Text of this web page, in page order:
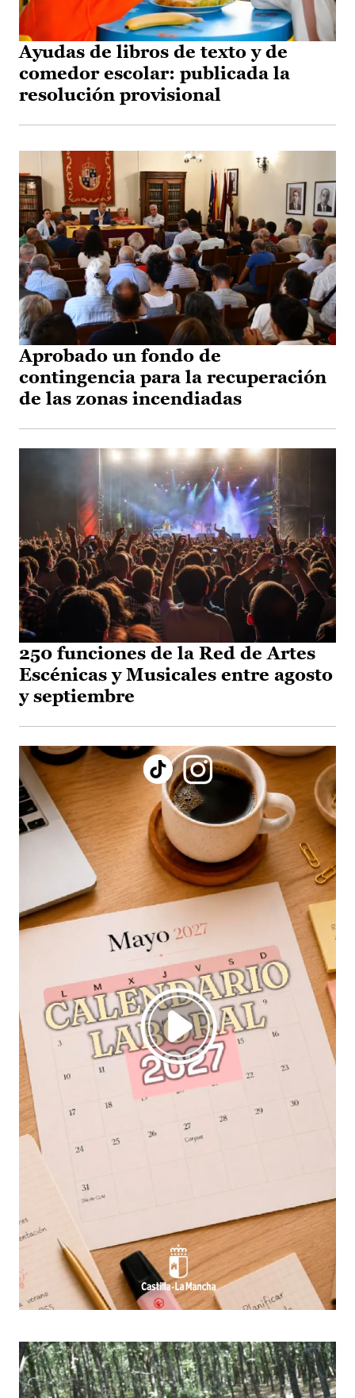
Ayudas de libros de texto y de
comedor escolar: publicada la
resolución provisional
Aprobado un fondo de
contingencia para la recuperación
de las zonas incendiadas
250 funciones de la Red de Artes
Escénicas y Musicales entre agosto
y septiembre